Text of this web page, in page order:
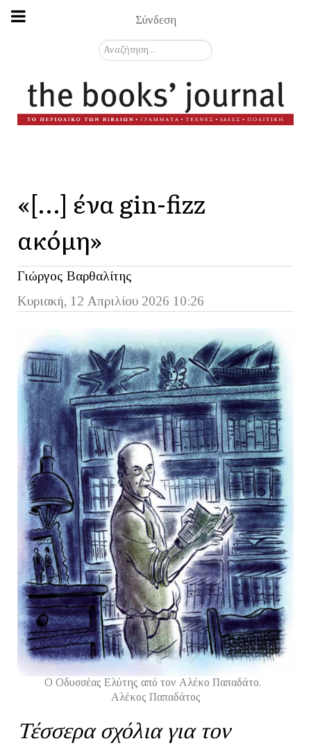
Σύνδεση
Αναζήτηση...
«[…] ένα gin-fizz
ακόμη»
Γιώργος Βαρθαλίτης
Κυριακή, 12 Απριλίου 2026 10:26
Ο Οδυσσέας Ελύτης από τον Αλέκο Παπαδάτο.
Αλέκος Παπαδάτος
Τέσσερα σχόλια για τον